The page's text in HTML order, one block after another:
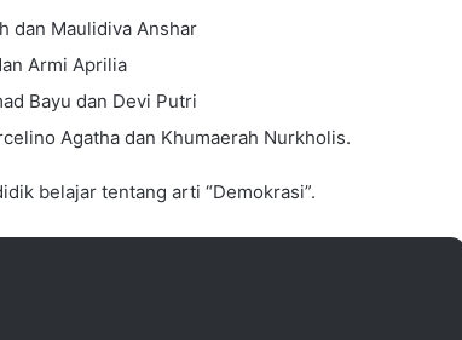
dan Maulidiva Anshar
Armi Aprilia
Bayu dan Devi Putri
Agatha dan Khumaerah Nurkholis.
belajar tentang arti “Demokrasi”.